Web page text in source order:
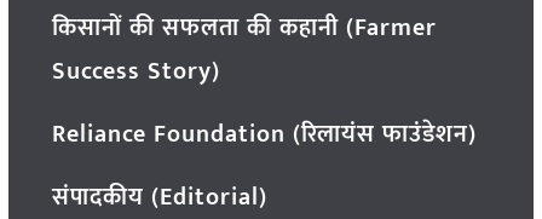
किसानों की सफलता की कहानी (Farmer
Success Story)
Reliance Foundation (रिलायंस फाउंडेशन)
संपादकीय (Editorial)